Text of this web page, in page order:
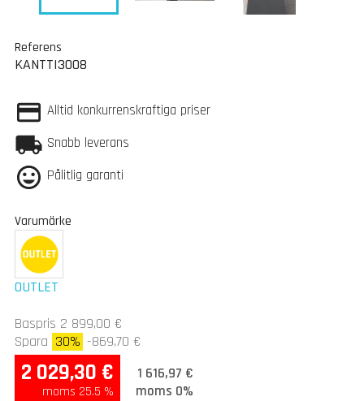
Referens
KANTTI3008
Alltid konkurrenskraftiga priser
Snabb leverans
Pålitlig garanti
Varumärke
OUTLET
Baspris 2 899,00 €
Spara 30% -869,70 €
2 029,30 €
moms 25.5 %
1 616,97 €
moms 0%